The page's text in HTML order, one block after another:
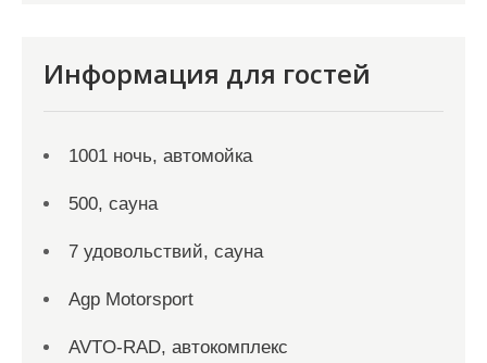
Информация для гостей
1001 ночь, автомойка
500, сауна
7 удовольствий, сауна
Agp Motorsport
AVTO-RAD, автокомплекс